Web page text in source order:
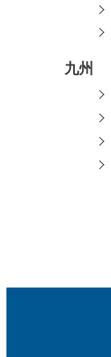
九州